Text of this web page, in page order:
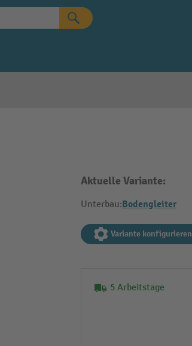
Aktuelle Variante:
Unterbau:Bodengleiter
Variante konfigurieren
5 Arbeitstage